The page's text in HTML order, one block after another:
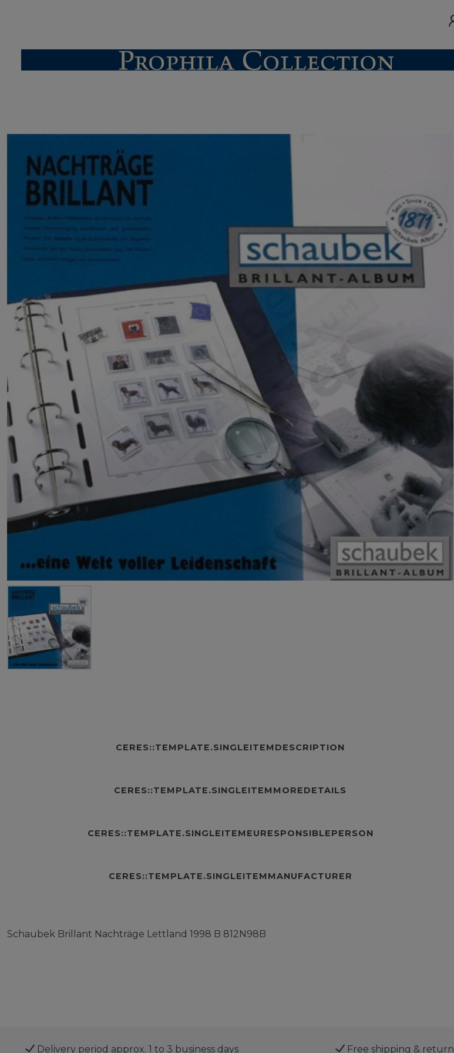
CERES::TEMPLATE.SINGLEITEMDESCRIPTION
CERES::TEMPLATE.SINGLEITEMMOREDETAILS
CERES::TEMPLATE.SINGLEITEMEURESPONSIBLEPERSON
CERES::TEMPLATE.SINGLEITEMMANUFACTURER
Schaubek Brillant Nachträge Lettland 1998 B 812N98B
Delivery period approx. 1 to 3 business days Free shipping & return